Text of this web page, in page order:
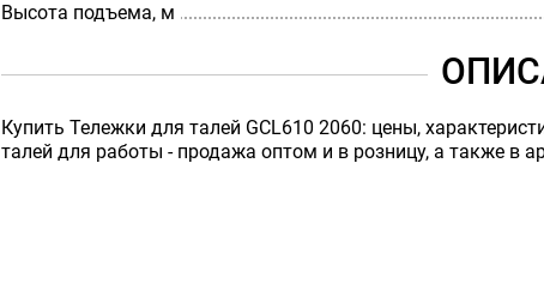
Высота подъема, м
Купить Тележки для талей GCL610 2060: цены,
талей для работы - продажа оптом и в розницу, а также в